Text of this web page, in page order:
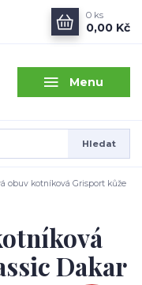
Menu
Hledat
0 ks
0,00 Kč
obuv kotníková Grisport kůže
Dakar